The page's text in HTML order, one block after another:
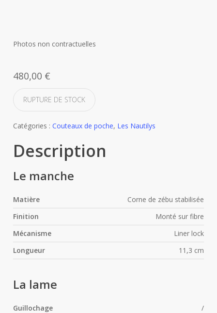
Photos non contractuelles
480,00 €
RUPTURE DE STOCK
Catégories : Couteaux de poche, Les Nautilys
Description
Le manche
Matière
Corne de zébu stabilisée
Finition
Monté sur fibre
Mécanisme
Liner lock
Longueur
11,3 cm
La lame
Guillochage
/